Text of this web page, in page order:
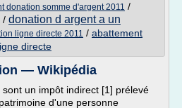
donation somme d'argent 2011 /
/ donation d argent a un
ligne directe 2011 / abattement
directe
— Wikipédia
un impôt indirect [1] prélevé
d'une personne